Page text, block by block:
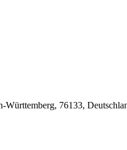
Württemberg, 76133,